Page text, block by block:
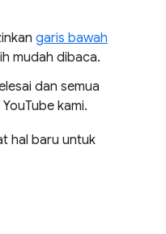
garis bawah
mudah dibaca.
dan semua
kami.
hal baru untuk